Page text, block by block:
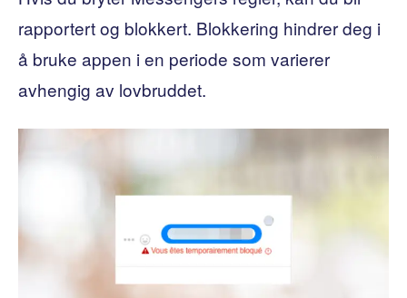
rapportert og blokkert. Blokkering hindrer deg i
å bruke appen i en periode som varierer
avhengig av lovbruddet.